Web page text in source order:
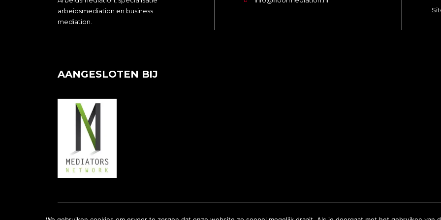
arbeidsmediation en business
mediation.
AANGESLOTEN BIJ
© 2026 Ontwikkeld door SAM Online Marketing & Webdesign